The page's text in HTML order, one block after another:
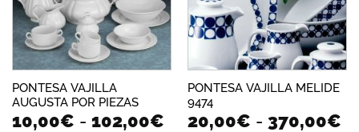
PONTESA VAJILLA
AUGUSTA POR PIEZAS
10,00€ - 102,00€Rango
PONTESA VAJILLA MELIDE
9474
20,00€ - 370,00€